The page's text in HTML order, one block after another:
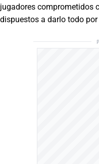
jugadores comprometidos
dispuestos a darlo todo